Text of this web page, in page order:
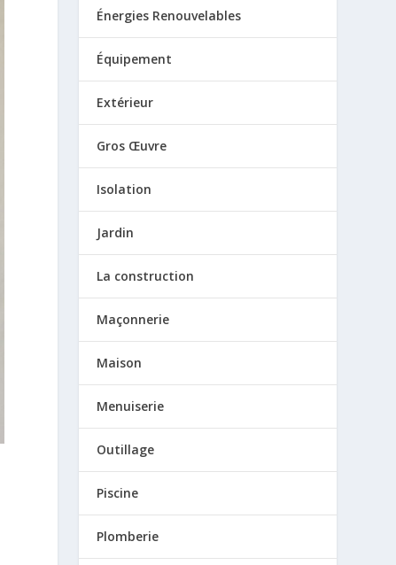
Énergies Renouvelables
Équipement
Extérieur
Gros Œuvre
Isolation
Jardin
La construction
Maçonnerie
Maison
Menuiserie
Outillage
Piscine
Plomberie